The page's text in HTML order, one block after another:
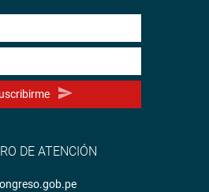
DE ATENCIÓN